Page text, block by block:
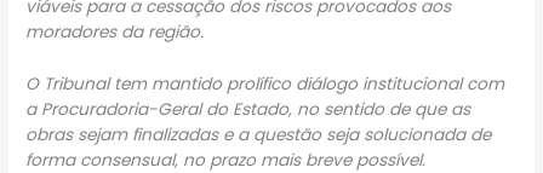
viáveis para a cessação dos riscos provocados aos
moradores da região.
O Tribunal tem mantido prolífico diálogo institucional com
a Procuradoria-Geral do Estado, no sentido de que as
obras sejam finalizadas e a questão seja solucionada de
forma consensual, no prazo mais breve possível.